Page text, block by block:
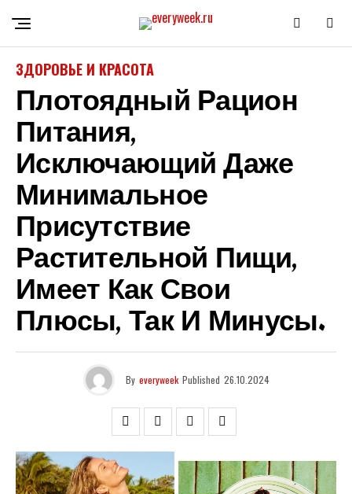
ЗДОРОВЬЕ И КРАСОТА
Плотоядный Рацион
Питания,
Исключающий Даже
Минимальное
Присутствие
Растительной Пищи,
Имеет Как Свои
Плюсы, Так И Минусы.
By everyweek Published 26.10.2024